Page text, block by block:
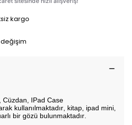
kargo
Cüzdan, IPad Case
kullanılmaktadır, kitap, ipad mini,
bir gözü bulunmaktadır.